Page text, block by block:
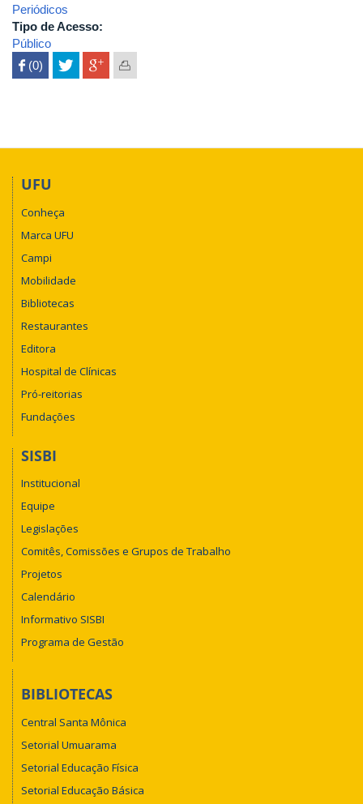
Periódicos
Tipo de Acesso:
Público
 (0)
UFU
Conheça
Marca UFU
Campi
Mobilidade
Bibliotecas
Restaurantes
Editora
Hospital de Clínicas
Pró-reitorias
Fundações
SISBI
Institucional
Equipe
Legislações
Comitês, Comissões e Grupos de Trabalho
Projetos
Calendário
Informativo SISBI
Programa de Gestão
BIBLIOTECAS
Central Santa Mônica
Setorial Umuarama
Setorial Educação Física
Setorial Educação Básica